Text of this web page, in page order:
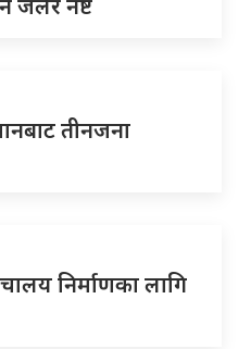
जलेर नष्ट
तीनजना
निर्माणका लागि